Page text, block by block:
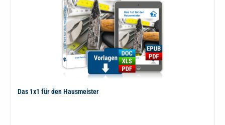
Das 1x1 für den Hausmeister